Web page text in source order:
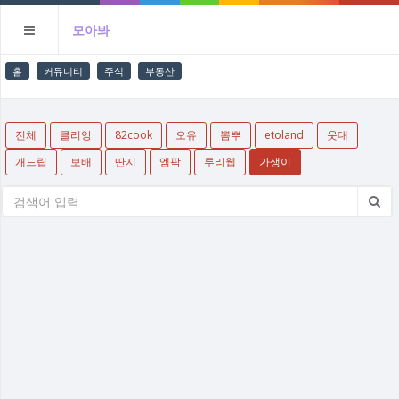
모아봐
홈 커뮤니티 주식 부동산
전체 클리앙 82cook 오유 뽐뿌 etoland
웃대
개드립
보배 딴지 엠팍 루리웹 가생이